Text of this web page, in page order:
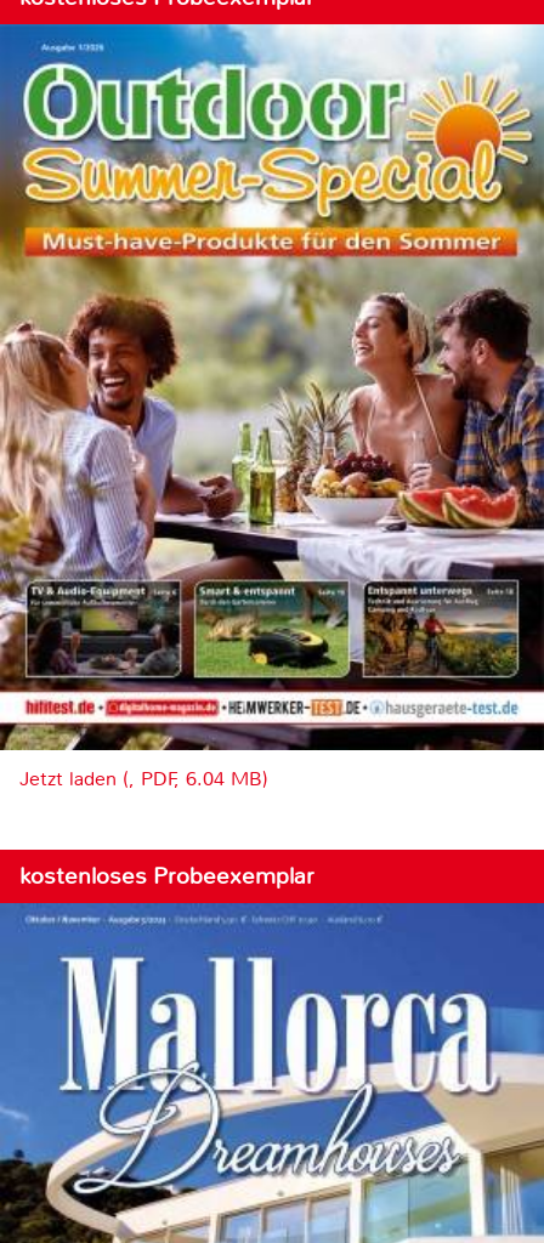
Jetzt laden (, PDF, 6.04 MB)
kostenloses Probeexemplar